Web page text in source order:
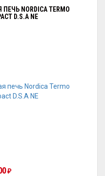
NORDICA TERMO
D.S.A NE
₽